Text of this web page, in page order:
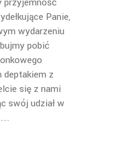
Panie,
wydarzeniu
pobić
deptakiem z
się z nami
swój udział w